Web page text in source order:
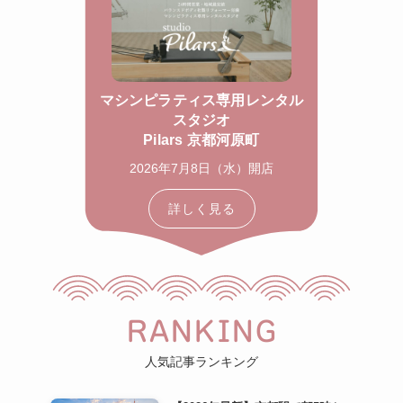
マシンピラティス専用レンタル
スタジオ
Pilars 京都河原町
2026年7月8日（水）開店
詳しく見る
RANKING
人気記事ランキング